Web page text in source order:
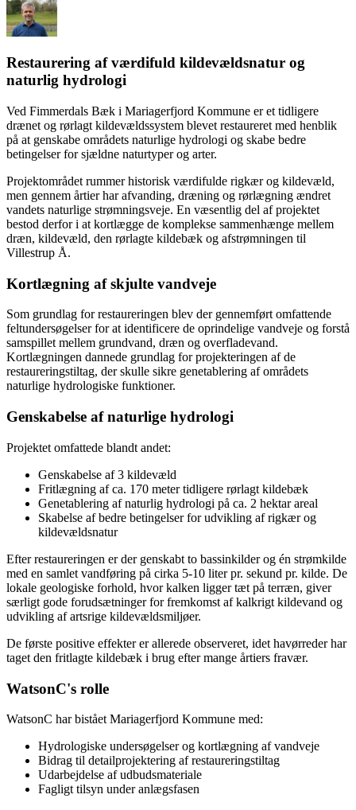
Restaurering af værdifuld kildevældsnatur og
naturlig hydrologi
Ved Fimmerdals Bæk i Mariagerfjord Kommune er et tidligere
drænet og rørlagt kildevældssystem blevet restaureret med henblik
på at genskabe områdets naturlige hydrologi og skabe bedre
betingelser for sjældne naturtyper og arter.
Projektområdet rummer historisk værdifulde rigkær og kildevæld,
men gennem årtier har afvanding, dræning og rørlægning ændret
vandets naturlige strømningsveje. En væsentlig del af projektet
bestod derfor i at kortlægge de komplekse sammenhænge mellem
dræn, kildevæld, den rørlagte kildebæk og afstrømningen til
Villestrup Å.
Kortlægning af skjulte vandveje
Som grundlag for restaureringen blev der gennemført omfattende
feltundersøgelser for at identificere de oprindelige vandveje og forstå
samspillet mellem grundvand, dræn og overfladevand.
Kortlægningen dannede grundlag for projekteringen af de
restaureringstiltag, der skulle sikre genetablering af områdets
naturlige hydrologiske funktioner.
Genskabelse af naturlige hydrologi
Projektet omfattede blandt andet:
Genskabelse af 3 kildevæld
Fritlægning af ca. 170 meter tidligere rørlagt kildebæk
Genetablering af naturlig hydrologi på ca. 2 hektar areal
Skabelse af bedre betingelser for udvikling af rigkær og
kildevældsnatur
Efter restaureringen er der genskabt to bassinkilder og én strømkilde
med en samlet vandføring på cirka 5-10 liter pr. sekund pr. kilde. De
lokale geologiske forhold, hvor kalken ligger tæt på terræn, giver
særligt gode forudsætninger for fremkomst af kalkrigt kildevand og
udvikling af artsrige kildevældsmiljøer.
De første positive effekter er allerede observeret, idet havørreder har
taget den fritlagte kildebæk i brug efter mange årtiers fravær.
WatsonC's rolle
WatsonC har bistået Mariagerfjord Kommune med:
Hydrologiske undersøgelser og kortlægning af vandveje
Bidrag til detailprojektering af restaureringstiltag
Udarbejdelse af udbudsmateriale
Fagligt tilsyn under anlægsfasen